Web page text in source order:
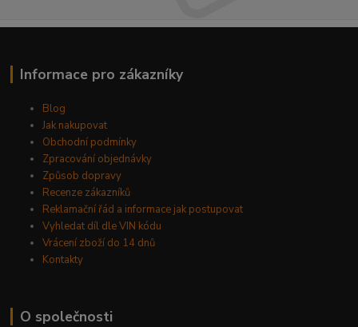
Informace pro zákazníky
Blog
Jak nakupovat
Obchodní podmínky
Zpracování objednávky
Způsob dopravy
Recenze zákazníků
Reklamační řád a informace jak postupovat
Vyhledat díl dle VIN kódu
Vrácení zboží do 14 dnů
Kontakty
O společnosti